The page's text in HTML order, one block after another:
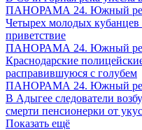
ПАНОРАМА 24. Южный
Четырех молодых кубанцев
приветствие
ПАНОРАМА 24. Южный
Краснодарские
расправившуюся с голубем
ПАНОРАМА 24. Южный
В Адыгее следователи
смерти пенсионерки от
Показать ещё